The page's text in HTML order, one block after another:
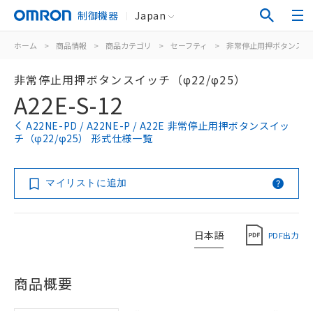
制御機器 Japan
ホーム > 商品情報 > 商品カテゴリ > セーフティ > 非常停止用押ボタンスイ
非常停止用押ボタンスイッチ（φ22/φ25）
A22E-S-12
A22NE-PD / A22NE-P / A22E 非常停止用押ボタンスイッ
チ（φ22/φ25） 形式仕様一覧
マイリストに追加
日本語 PDF出力
商品概要